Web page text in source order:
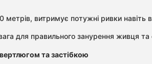
витримує потужні ривки навіть
для правильного занурення живця та
та застібкою